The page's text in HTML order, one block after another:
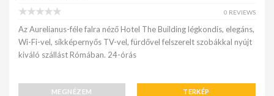
0 REVIEWS
Az Aurelianus-féle falra néző Hotel The Building légkondis, elegáns,
Wi-Fi-vel, síkképernyős TV-vel, fürdővel felszerelt szobákkal nyújt
kiváló szállást Rómában. 24-órás
MEGNÉZEM TERKÉP